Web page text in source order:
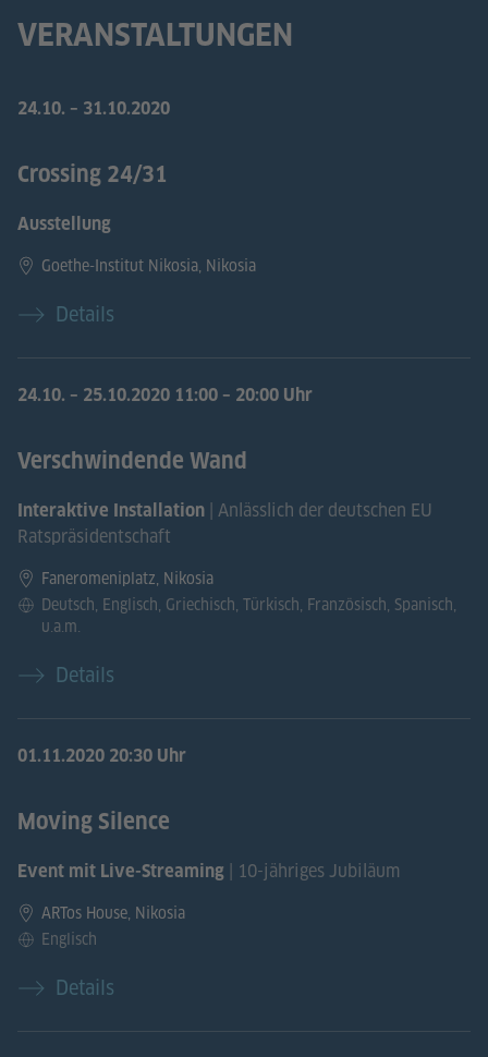
VERANSTALTUNGEN
24.10. – 31.10.2020
Crossing 24/31
Ausstellung
Goethe-Institut Nikosia, Nikosia
Details
24.10. – 25.10.2020 11:00 – 20:00 Uhr
Verschwindende Wand
Interaktive Installation | Anlässlich der deutschen EU
Ratspräsidentschaft
Faneromeniplatz, Nikosia
Deutsch, Englisch, Griechisch, Türkisch, Französisch, Spanisch,
u.a.m.
Details
01.11.2020 20:30 Uhr
Moving Silence
Event mit Live-Streaming | 10-jähriges Jubiläum
ARTos House, Nikosia
Englisch
Details